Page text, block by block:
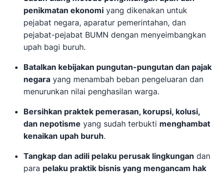
penikmatan ekonomi yang dikenakan untuk
pejabat negara, aparatur pemerintahan, dan
pejabat-pejabat BUMN dengan menyeimbangkan
upah bagi buruh.
Batalkan kebijakan pungutan-pungutan dan pajak
negara yang menambah beban pengeluaran dan
menurunkan nilai penghasilan warga.
Bersihkan praktek pemerasan, korupsi, kolusi,
dan nepotisme yang sudah terbukti menghambat
kenaikan upah buruh.
Tangkap dan adili pelaku perusak lingkungan dan
para pelaku praktik bisnis yang mengancam hak